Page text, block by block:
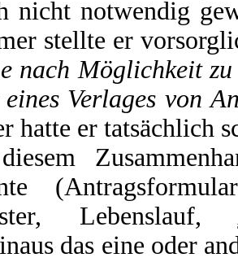
nicht notwendig
stellte er
nach Möglichkeit
Verlages von
hatte er tatsächlich
Lebenslauf,
das eine oder